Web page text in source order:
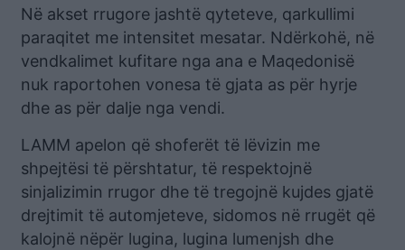
Në akset rrugore jashtë qyteteve, qarkullimi
paraqitet me intensitet mesatar. Ndërkohë, në
vendkalimet kufitare nga ana e Maqedonisë
nuk raportohen vonesa të gjata as për hyrje
dhe as për dalje nga vendi.
LAMM apelon që shoferët të lëvizin me
shpejtësi të përshtatur, të respektojnë
sinjalizimin rrugor dhe të tregojnë kujdes gjatë
drejtimit të automjeteve, sidomos në rrugët që
kalojnë nëpër lugina, lugina lumenjsh dhe